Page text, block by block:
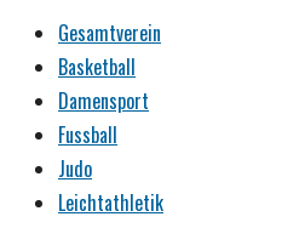
Gesamtverein
Basketball
Damensport
Fussball
Judo
Leichtathletik